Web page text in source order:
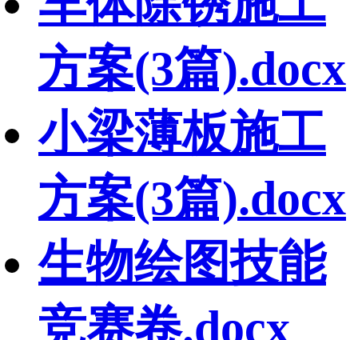
方案(3篇).docx
小梁薄板施工
方案(3篇).docx
生物绘图技能
竞赛卷.docx